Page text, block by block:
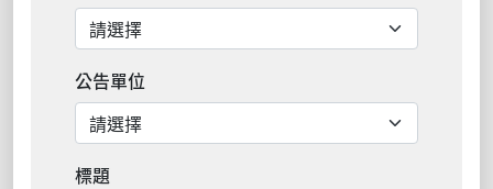
公告單位
標題